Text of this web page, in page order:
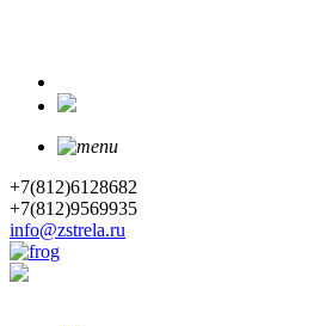
+7(812)6128682
+7(812)9569935
info@zstrela.ru